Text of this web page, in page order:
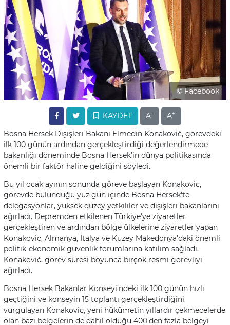
© Facebook
KAYDET A- A+
Bosna Hersek Dışişleri Bakanı Elmedin Konaković, görevdeki
ilk 100 günün ardından gerçekleştirdiği değerlendirmede
bakanlığı döneminde Bosna Hersek’in dünya politikasında
önemli bir faktör haline geldiğini söyledi.
Bu yıl ocak ayının sonunda göreve başlayan Konakovic,
görevde bulunduğu yüz gün içinde Bosna Hersek'te
delegasyonlar, yüksek düzey yetkililer ve dışişleri bakanlarını
ağırladı. Depremden etkilenen Türkiye'ye ziyaretler
gerçekleştiren ve ardından bölge ülkelerine ziyaretler yapan
Konakovic, Almanya, İtalya ve Kuzey Makedonya'daki önemli
politik-ekonomik güvenlik forumlarına katılım sağladı.
Konaković, görev süresi boyunca birçok resmi görevliyi
ağırladı.
Bosna Hersek Bakanlar Konseyi’ndeki ilk 100 günün hızlı
geçtiğini ve konseyin 15 toplantı gerçekleştirdiğini
vurgulayan Konakovic, yeni hükümetin yıllardır çekmecelerde
olan bazı belgelerin de dahil olduğu 400'den fazla belgeyi